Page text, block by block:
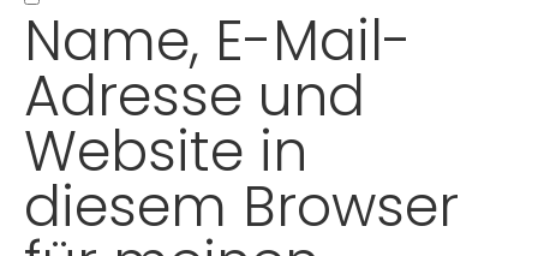
Name, E-Mail-
Adresse und
Website in
diesem Browser